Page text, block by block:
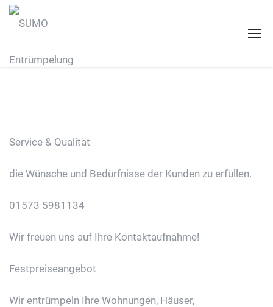
Service & Qualität
die Wünsche und Bedürfnisse der Kunden zu erfüllen.
01573 5981134
Wir freuen uns auf Ihre Kontaktaufnahme!
Festpreiseangebot
Wir entrümpeln Ihre Wohnungen, Häuser,